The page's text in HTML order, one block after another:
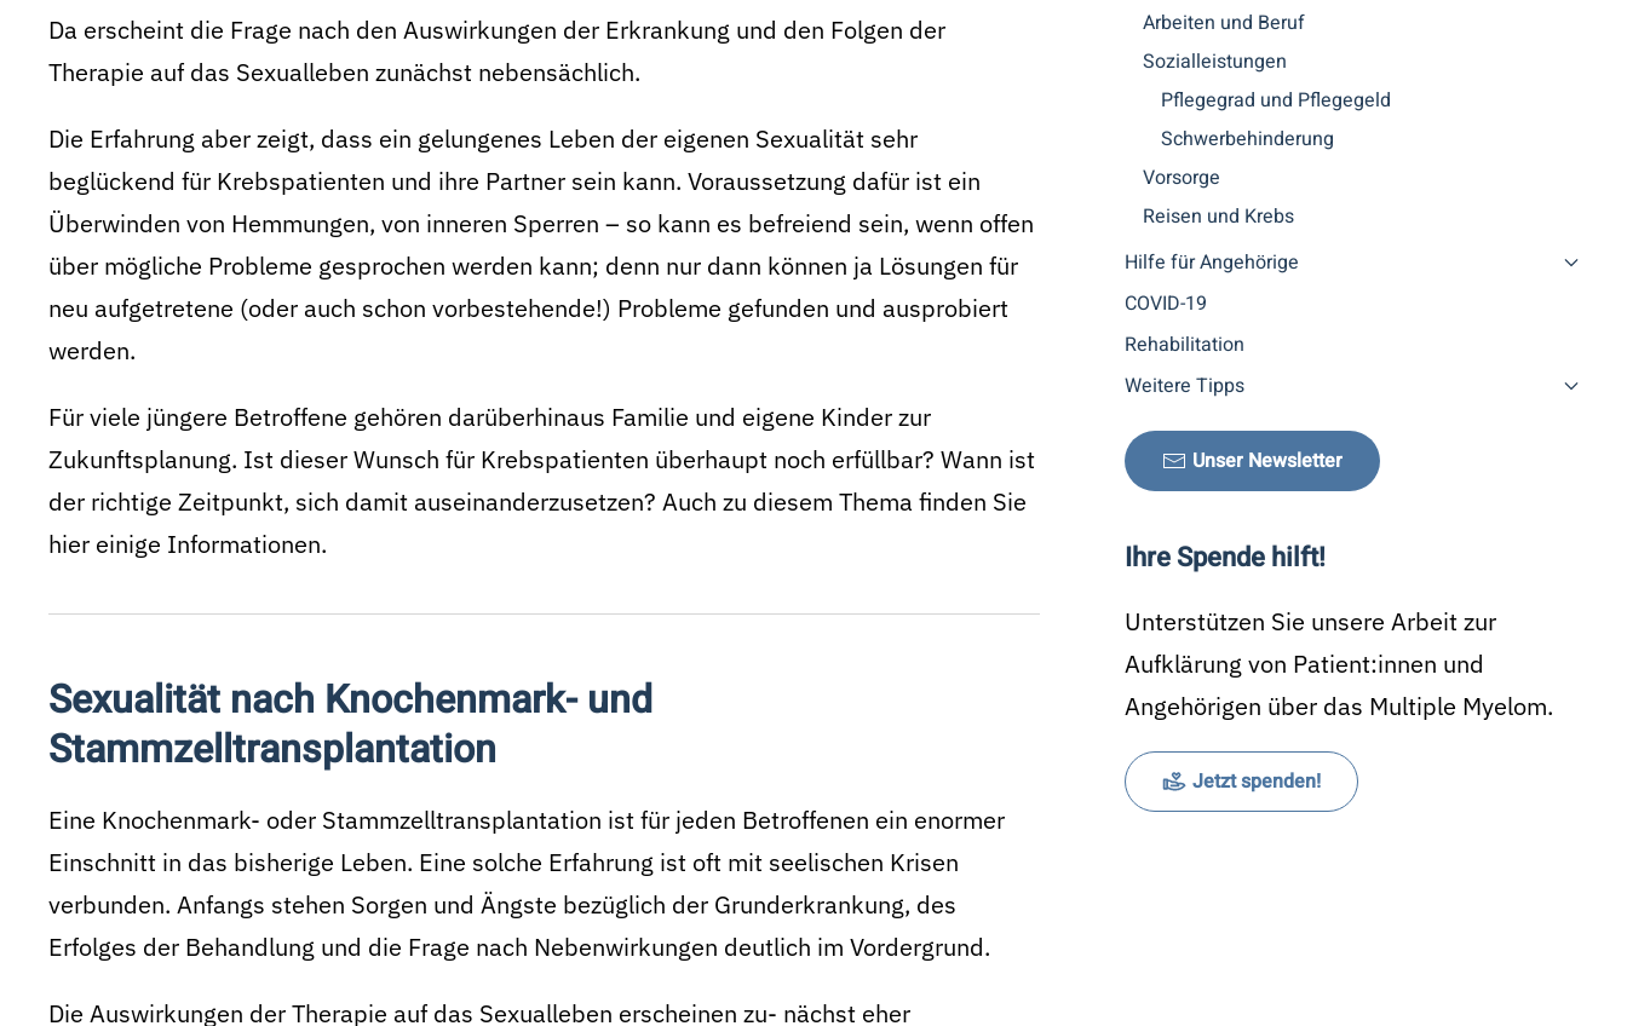
Da erscheint die Frage nach den Auswirkungen der Erkrankung und den Folgen der
Therapie auf das Sexualleben zunächst nebensächlich.
Die Erfahrung aber zeigt, dass ein gelungenes Leben der eigenen Sexualität sehr
beglückend für Krebspatienten und ihre Partner sein kann. Voraussetzung dafür ist ein
Überwinden von Hemmungen, von inneren Sperren – so kann es befreiend sein, wenn offen
über mögliche Probleme gesprochen werden kann; denn nur dann können ja Lösungen für
neu aufgetretene (oder auch schon vorbestehende!) Probleme gefunden und ausprobiert
werden.
Für viele jüngere Betroffene gehören darüberhinaus Familie und eigene Kinder zur
Zukunftsplanung. Ist dieser Wunsch für Krebspatienten überhaupt noch erfüllbar? Wann ist
der richtige Zeitpunkt, sich damit auseinanderzusetzen? Auch zu diesem Thema finden Sie
hier einige Informationen.
Sexualität nach Knochenmark- und
Stammzelltransplantation
Eine Knochenmark- oder Stammzelltransplantation ist für jeden Betroffenen ein enormer
Einschnitt in das bisherige Leben. Eine solche Erfahrung ist oft mit seelischen Krisen
verbunden. Anfangs stehen Sorgen und Ängste bezüglich der Grunderkrankung, des
Erfolges der Behandlung und die Frage nach Nebenwirkungen deutlich im Vordergrund.
Die Auswirkungen der Therapie auf das Sexualleben erscheinen zu- nächst eher
Arbeiten und Beruf
Sozialleistungen
Pflegegrad und Pflegegeld
Schwerbehinderung
Vorsorge
Reisen und Krebs
Hilfe für Angehörige
COVID-19
Rehabilitation
Weitere Tipps
Unser Newsletter
Ihre Spende hilft!
Unterstützen Sie unsere Arbeit zur
Aufklärung von Patient:innen und
Angehörigen über das Multiple Myelom.
Jetzt spenden!